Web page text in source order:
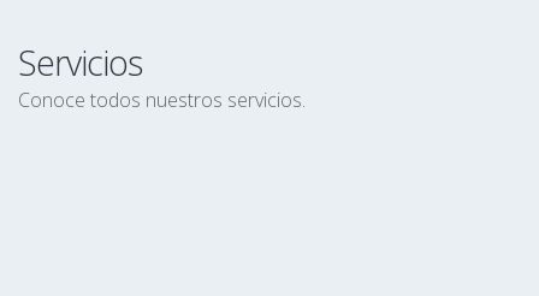
Servicios
Conoce todos nuestros servicios.